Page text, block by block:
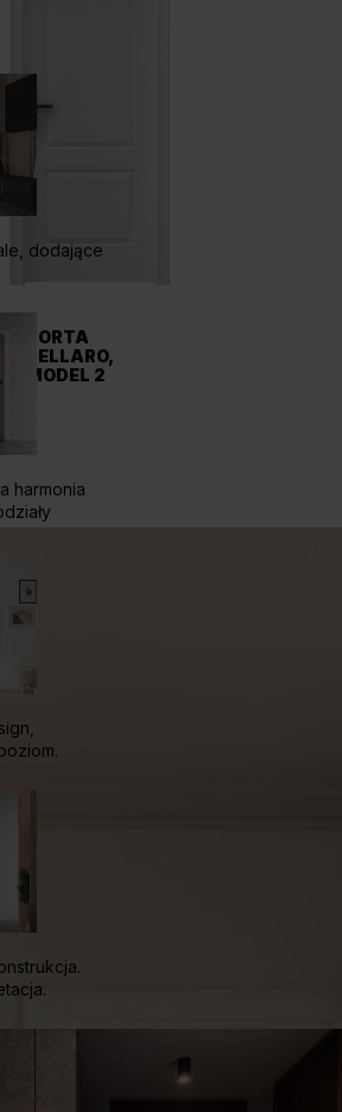
dodające
harmonia
PORTA
BELLARO,
MODEL 2